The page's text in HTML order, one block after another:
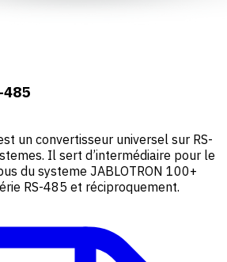
un convertisseur universel sur RS-
Il sert d’intermédiaire pour le
du systeme JABLOTRON 100+
RS-485 et réciproquement.